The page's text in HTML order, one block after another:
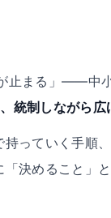
止まる」——中
統制しながら広
っていく手順
決めること」